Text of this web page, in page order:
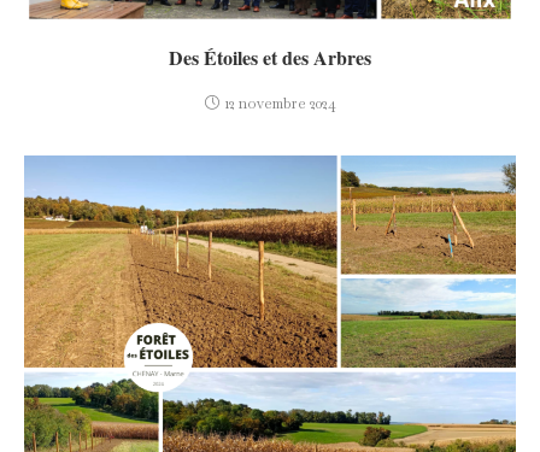
Des Étoiles et des Arbres
12 novembre 2024